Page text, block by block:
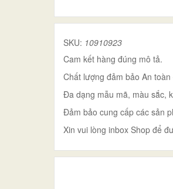
SKU: 10910923
Cam kết hàng đúng mô tả.
Chất lượng đảm bảo An
Đa dạng mẫu mã, màu sắc,
Đảm bảo cung cấp các sản
Xin vui lòng inbox Shop để